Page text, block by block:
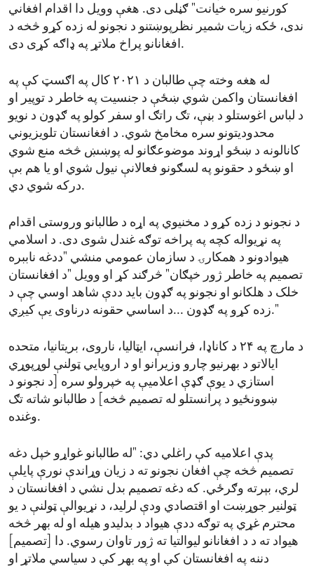
کورنیو سره خیانت" ګڼلی دی. هغې وویل دا اقدام افغاني
ندی، ځکه زیات شمیر نظرپوښتنو د نجونو له زده کړو څخه د
افغانانو پراخ ملاتړ په ډاګه کړی دی.
له هغه وخته چې طالبان د ۲۰۲۱ کال په اګسټ کې په
افغانستان واکمن شوي ښځې د جنسیت په خاطر د توپیر او
د لباس اغوستلو د بڼې، تګ راتګ او سفر کولو په ګډون د نویو
محدودیتونو سره مخامخ شوي. د افغانستان تلویزیوني
کانالونه د ښځو اړوند موضوعګانو له پوښښ څخه منع شوي
او ښځو د حقونو په لسګونو فعالانې نیول شوي او یا هم بې
درکه شوي دي.
د نجونو د زده کړو د مخنیوي په اړه د طالبانو وروستی اقدام
په نړیواله کچه په پراخه توګه غندل شوی دی. د اسلامي
هیوادونو د همکارۍ د سازمان عمومي منشي "ددغه ناببره
تصمیم په خاطر ژور خپګان" څرګند کړ او وویل "د افغانستان
خلک د هلکانو او نجونو په ګډون باید ددې شاهد اوسي چې د
زده کړو په ګډون ...د اساسي حقونه درناوی یې کیږي."
د مارچ په ۲۴ د کاناډا، فرانسې، ایټالیا، ناروی، بریتانیا، متحده
ایالاتو د بهرنیو چارو وزیرانو او د اروپایي ټولنې لوړپوړي
استازي د یوې ګډې اعلامیې په خپرولو سره [د نجونو د
ښوونځیو د پرانستلو له تصمیم څخه] د طالبانو شاته تګ
وغنده.
پدې اعلامیه کې راغلي دي: "له طالبانو غواړو خپل دغه
تصمیم څخه چې افغان نجونو ته د زیان وړاندې نورې پایلې
لري، بېرته وګرځي. که دغه تصمیم بدل نشي د افغانستان د
ټولنیر جوړښت او اقتصادي ودې لرلید، د نړیوالې ټولنې د یو
محترم غړي په توګه ددې هیواد د بدلیدو هیله او له بهر څخه
هیواد ته د د افغانانو لیوالتیا ته ژور تاوان رسوي. دا [تصمیم]
دننه په افغانستان کې او په بهر کې د سیاسي ملاتړ او